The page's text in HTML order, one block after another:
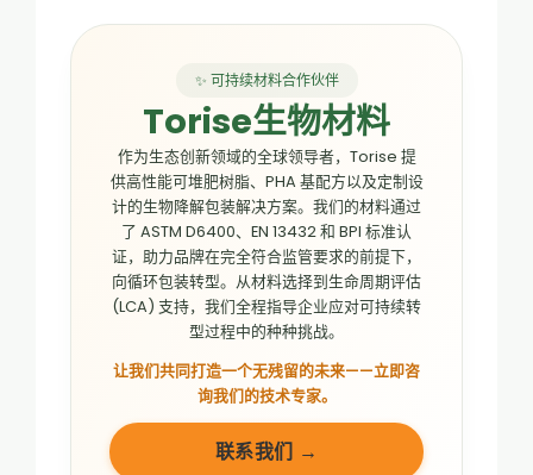
✨ 可持续材料合作伙伴
Torise生物材料
作为生态创新领域的全球领导者，Torise 提
供高性能可堆肥树脂、PHA 基配方以及定制设
计的生物降解包装解决方案。我们的材料通过
了 ASTM D6400、EN 13432 和 BPI 标准认
证，助力品牌在完全符合监管要求的前提下，
向循环包装转型。从材料选择到生命周期评估
(LCA) 支持，我们全程指导企业应对可持续转
型过程中的种种挑战。
让我们共同打造一个无残留的未来——立即咨
询我们的技术专家。
联系我们 →